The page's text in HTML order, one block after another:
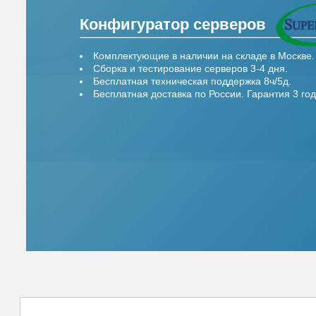
Конфигуратор серверов
Комплектующие в наличии на складе в Москве.
Сборка и тестирование серверов 3-4 дня.
Бесплатная техническая поддержка 8ч/5д.
Бесплатная доставка по России. Гарантия 3